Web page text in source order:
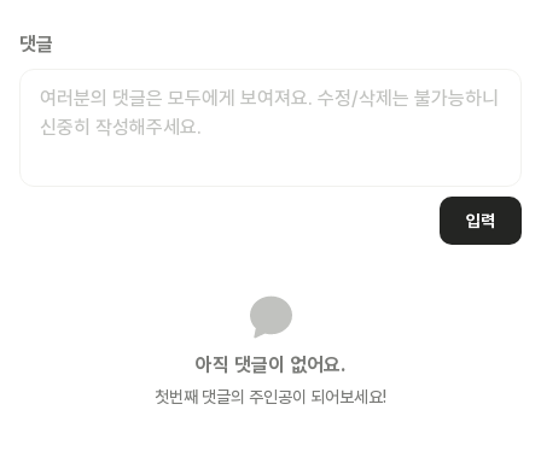
댓글
입력
아직 댓글이 없어요.
첫번째 댓글의 주인공이 되어보세요!